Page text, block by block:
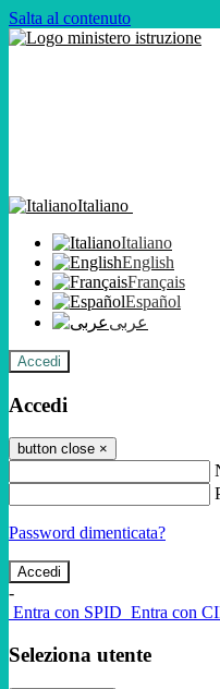
Salta al contenuto
Italiano
Italiano
English
Français
Español
عربى
Accedi
Accedi
button close ×
Password dimenticata?
-
Entra con SPID Entra con
Seleziona utente